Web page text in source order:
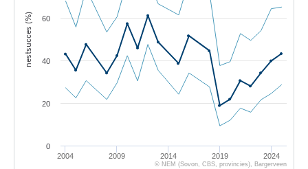
nestsucces (%)
2004 2009 2014 2019 2024
0
20
40
60
© NEM (Sovon, CBS, provincies), Bargerveen